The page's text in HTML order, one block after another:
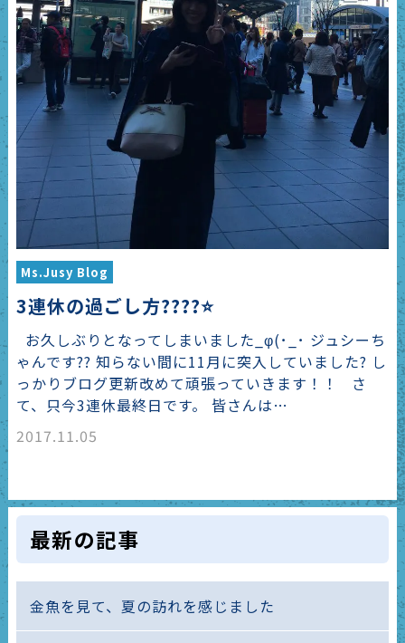
Ms.Jusy Blog
3連休の過ごし方????⭐️
お久しぶりとなってしまいました_φ(･_･ ジュシーち
ゃんです?? 知らない間に11月に突入していました? し
っかりブログ更新改めて頑張っていきます！！ さ
て、只今3連休最終日です。 皆さんは…
2017.11.05
最新の記事
金魚を見て、夏の訪れを感じました